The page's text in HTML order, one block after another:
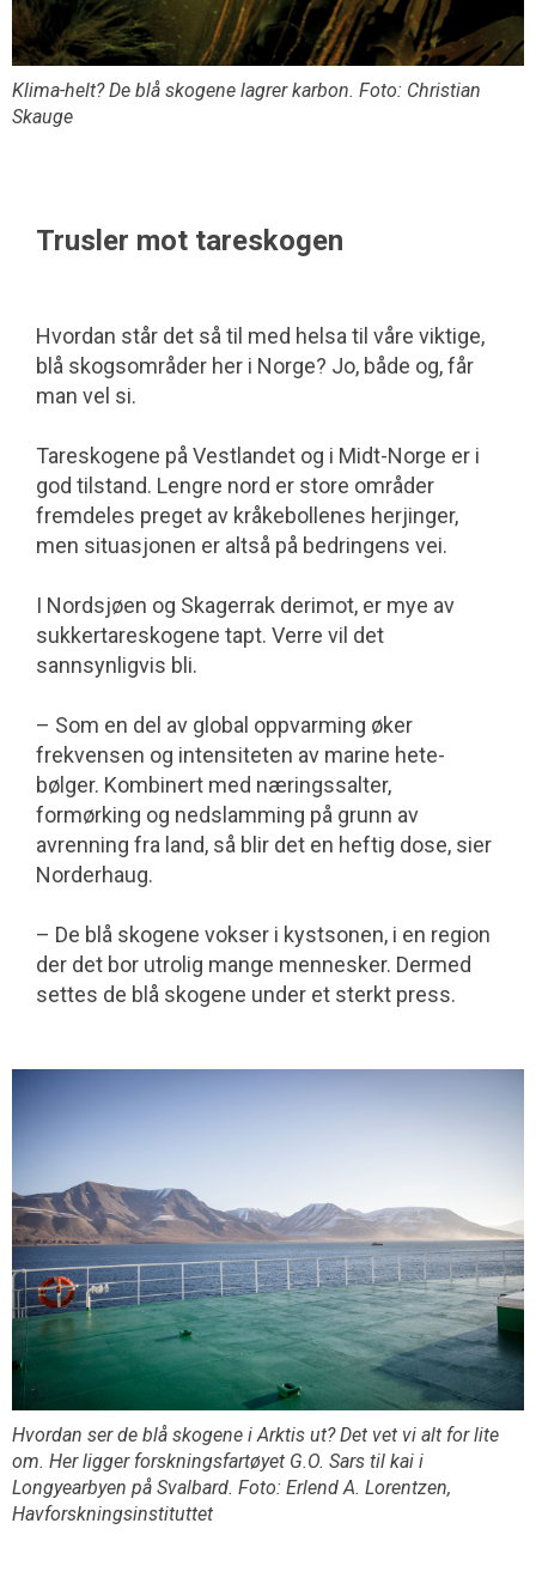
Klima-helt? De blå skogene lagrer karbon. Foto: Christian
Skauge
Trusler mot tareskogen
Hvordan står det så til med helsa til våre viktige,
blå skogsområder her i Norge? Jo, både og, får
man vel si.
Tareskogene på Vestlandet og i Midt-Norge er i
god tilstand. Lengre nord er store områder
fremdeles preget av kråkebollenes herjinger,
men situasjonen er altså på bedringens vei.
I Nordsjøen og Skagerrak derimot, er mye av
sukkertareskogene tapt. Verre vil det
sannsynligvis bli.
– Som en del av global oppvarming øker
frekvensen og intensiteten av marine hete­
bølger. Kombinert med nærings­salter,
formørking og nedslamming på grunn av
avrenning fra land, så blir det en heftig dose, sier
Norderhaug.
– De blå skogene vokser i kystsonen, i en region
der det bor utrolig mange mennesker. Dermed
settes de blå skogene under et sterkt press.
Hvordan ser de blå skogene i Arktis ut? Det vet vi alt for lite
om. Her ligger forskningsfartøyet G.O. Sars til kai i
Longyearbyen på Svalbard. Foto: Erlend A. Lorentzen,
Havforskningsinstituttet